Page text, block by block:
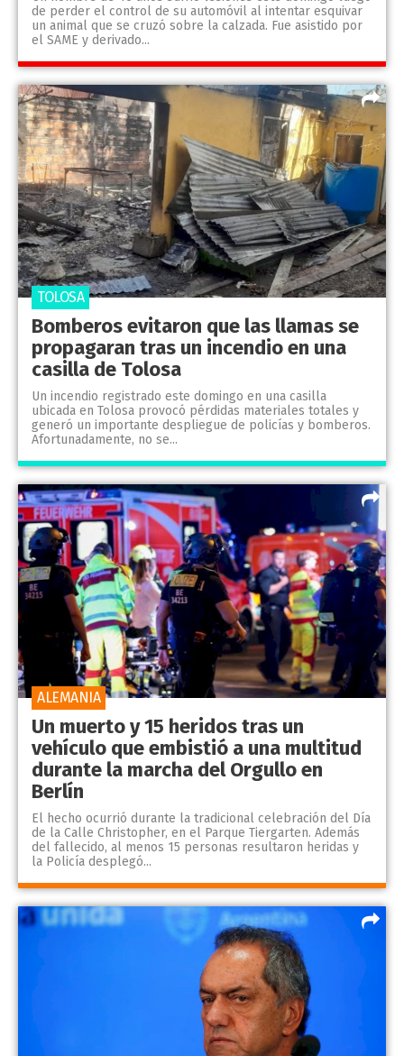
de perder el control de su automóvil al intentar esquivar
un animal que se cruzó sobre la calzada. Fue asistido por
el SAME y derivado...
Bomberos evitaron que las llamas se
propagaran tras un incendio en una
casilla de Tolosa
Un incendio registrado este domingo en una casilla
ubicada en Tolosa provocó pérdidas materiales totales y
generó un importante despliegue de policías y bomberos.
Afortunadamente, no se...
TOLOSA
Un muerto y 15 heridos tras un
vehículo que embistió a una multitud
durante la marcha del Orgullo en
Berlín
El hecho ocurrió durante la tradicional celebración del Día
de la Calle Christopher, en el Parque Tiergarten. Además
del fallecido, al menos 15 personas resultaron heridas y
la Policía desplegó...
ALEMANIA